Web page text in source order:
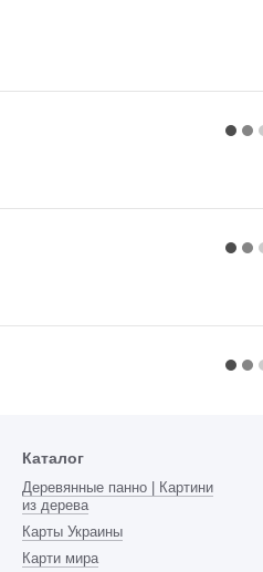
Каталог
Деревянные панно | Картини
из дерева
Карты Украины
Карти мира